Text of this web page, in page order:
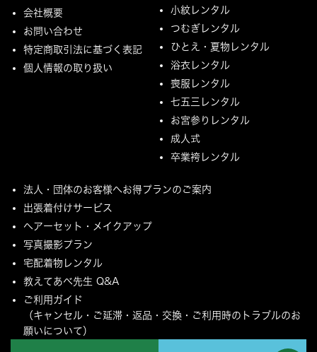
会社概要
お問い合わせ
特定商取引法に基づく表記
個人情報の取り扱い
小紋レンタル
つむぎレンタル
ひとえ・夏物レンタル
浴衣レンタル
喪服レンタル
七五三レンタル
お宮参りレンタル
成人式
卒業袴レンタル
法人・団体のお客様へお得プランのご案内
出張着付けサービス
ヘアーセット・メイクアップ
写真撮影プラン
宅配着物レンタル
教えてあべ先生 Q&A
ご利用ガイド
（キャンセル・ご延滞・返品・交換・ご利用時のトラブルのお
願いについて）